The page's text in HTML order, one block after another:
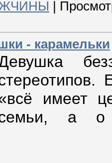
|
- карамельки
имеет
а о